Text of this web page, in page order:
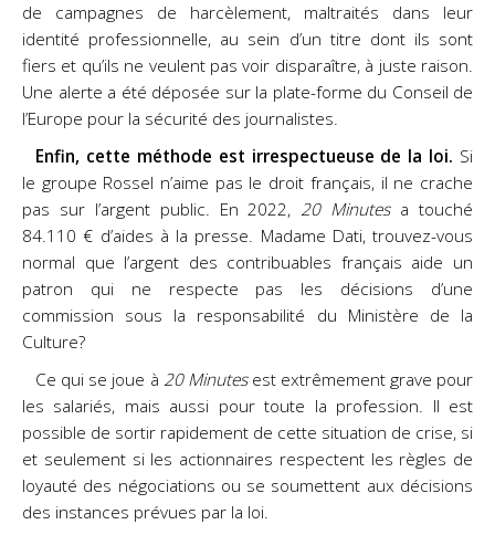
de campagnes de harcèlement, maltraités dans leur
identité professionnelle, au sein d’un titre dont ils sont
fiers et qu’ils ne veulent pas voir disparaître, à juste raison.
Une alerte a été déposée sur la plate-forme du Conseil de
l’Europe pour la sécurité des journalistes.
Enfin, cette méthode est irrespectueuse de la loi. Si
le groupe Rossel n’aime pas le droit français, il ne crache
pas sur l’argent public. En 2022, 20 Minutesa touché
84.110 € d’aides à la presse. Madame Dati, trouvez-vous
normal que l’argent des contribuables français aide un
patron qui ne respecte pas les décisions d’une
commission sous la responsabilité du Ministère de la
Culture?
Ce qui se joue à 20 Minutesest extrêmement grave pour
les salariés, mais aussi pour toute la profession. Il est
possible de sortir rapidement de cette situation de crise, si
et seulement si les actionnaires respectent les règles de
loyauté des négociations ou se soumettent aux décisions
des instances prévues par la loi.